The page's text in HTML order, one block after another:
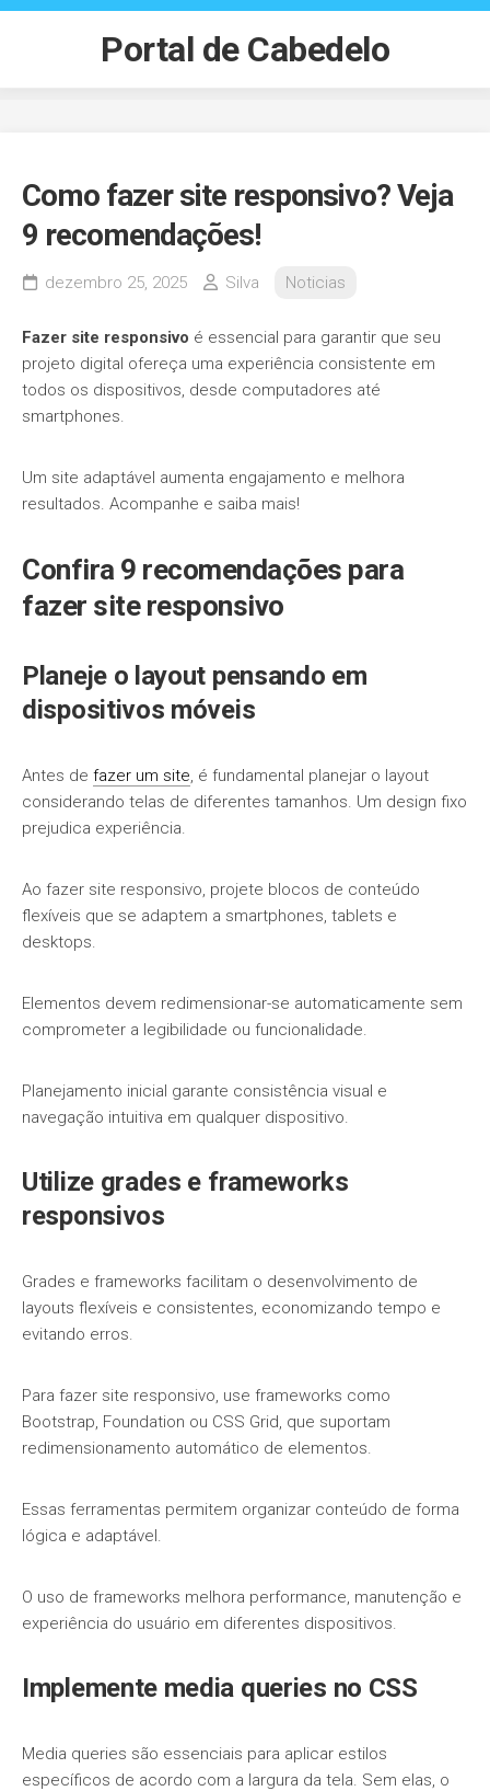
Skip
Portal de Cabedelo
Como fazer site responsivo? Veja
9 recomendações!
dezembro 25, 2025 Silva Noticias
Fazer site responsivo é essencial para garantir que seu
projeto digital ofereça uma experiência consistente em
todos os dispositivos, desde computadores até
smartphones.
Um site adaptável aumenta engajamento e melhora
resultados. Acompanhe e saiba mais!
Confira 9 recomendações para
fazer site responsivo
Planeje o layout pensando em
dispositivos móveis
Antes de fazer um site, é fundamental planejar o layout
considerando telas de diferentes tamanhos. Um design fixo
prejudica experiência.
Ao fazer site responsivo, projete blocos de conteúdo
flexíveis que se adaptem a smartphones, tablets e
desktops.
Elementos devem redimensionar-se automaticamente sem
comprometer a legibilidade ou funcionalidade.
Planejamento inicial garante consistência visual e
navegação intuitiva em qualquer dispositivo.
Utilize grades e frameworks
responsivos
Grades e frameworks facilitam o desenvolvimento de
layouts flexíveis e consistentes, economizando tempo e
evitando erros.
Para fazer site responsivo, use frameworks como
Bootstrap, Foundation ou CSS Grid, que suportam
redimensionamento automático de elementos.
Essas ferramentas permitem organizar conteúdo de forma
lógica e adaptável.
O uso de frameworks melhora performance, manutenção e
experiência do usuário em diferentes dispositivos.
Implemente media queries no CSS
Media queries são essenciais para aplicar estilos
específicos de acordo com a largura da tela. Sem elas, o